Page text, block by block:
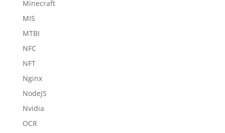
Minecraft
MIS
MTBI
NFC
NFT
Nginx
NodeJS
Nvidia
OCR